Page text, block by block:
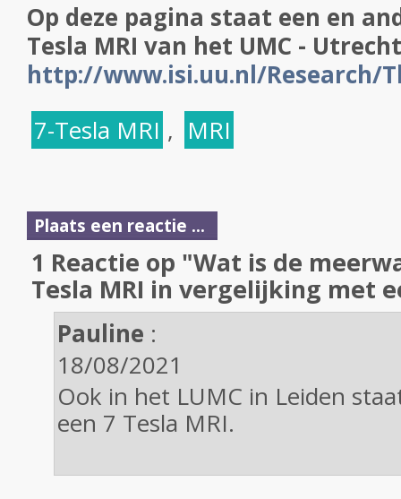
Op deze pagina staat een en
Tesla MRI van het UMC -
http://www.isi.uu.nl/Research/
7-Tesla MRI , MRI
Plaats een reactie ...
1 Reactie op "Wat is de
Tesla MRI in vergelijking met
Pauline :
18/08/2021
Ook in het LUMC in Leiden
een 7 Tesla MRI.